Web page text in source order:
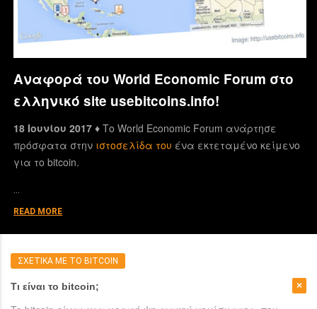
Αναφορά του World Economic Forum στο
ελληνικό site usebitcoins.info!
18 Ιουνίου 2017 ♦Το World Economic Forum ανάρτησε
πρόσφατα στην ιστοσελίδα του ένα εκτεταμένο κείμενο
για το bitcoin.
READ MORE
ΣΧΕΤΙΚΑ ΜΕ ΤΟ BITCOIN
Τι είναι το bitcoin;